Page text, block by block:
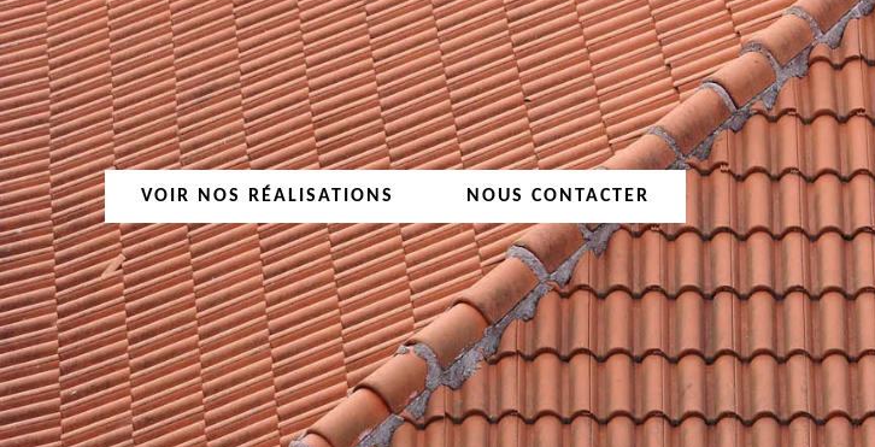
VOIR NOS RÉALISATIONS NOUS CONTACTER